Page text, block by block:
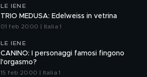
LE IENE
TRIO MEDUSA: Edelweiss in vetrina
01 feb 2000 | Italia 1
LE IENE
CANINO: I personaggi famosi fingono
l'orgasmo?
15 feb 2000 | Italia 1